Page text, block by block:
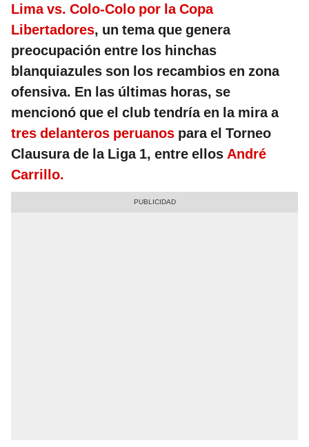
Lima vs. Colo-Colo por la Copa
Libertadores, un tema que genera
preocupación entre los hinchas
blanquiazules son los recambios en zona
ofensiva. En las últimas horas, se
mencionó que el club tendría en la mira a
tres delanteros peruanos para el Torneo
Clausura de la Liga 1, entre ellos André
Carrillo.